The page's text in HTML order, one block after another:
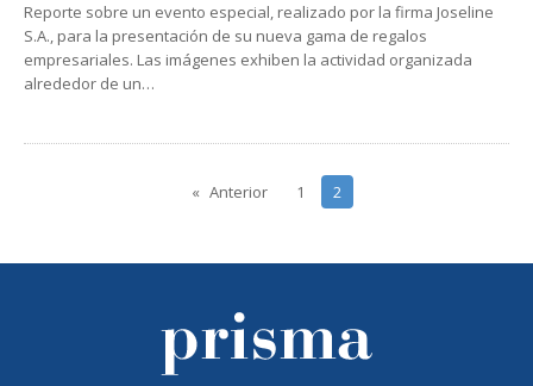
Reporte sobre un evento especial, realizado por la firma Joseline
S.A., para la presentación de su nueva gama de regalos
empresariales. Las imágenes exhiben la actividad organizada
alrededor de un…
Anterior 1 2